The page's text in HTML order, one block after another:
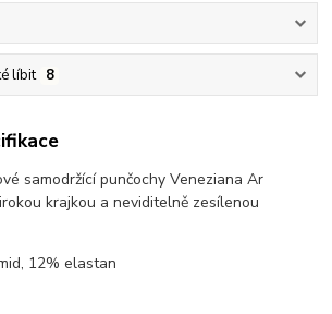
líbit 8
samodržící punčochy Veneziana Ar
krajkou a neviditelně zesílenou
12% elastan